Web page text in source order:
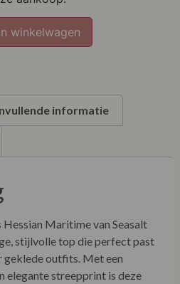
winkelwagen
informatie
Maritime van Seasalt
stijlvolle top die perfect past
geklede outfits. Met een
elegante streepprint is deze